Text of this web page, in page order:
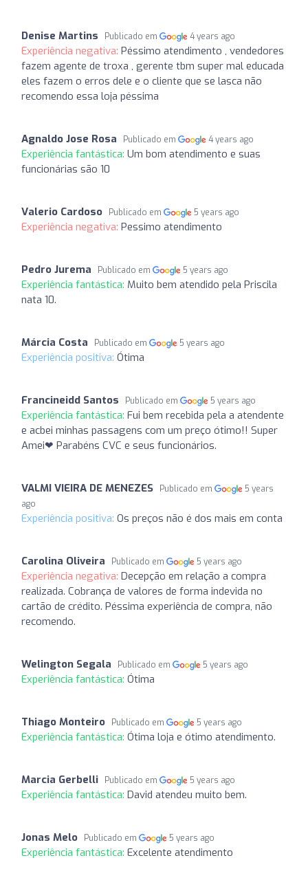
Denise Martins Publicado em 4 years ago
Experiência negativa: Péssimo atendimento , vendedores
fazem agente de troxa , gerente tbm super mal educada
eles fazem o erros dele e o cliente que se lasca não
recomendo essa loja péssima
Agnaldo Jose Rosa Publicado em 4 years ago
Experiência fantástica: Um bom atendimento e suas
funcionárias são 10
Valerio Cardoso Publicado em 5 years ago
Experiência negativa: Pessimo atendimento
Pedro Jurema Publicado em 5 years ago
Experiência fantástica: Muito bem atendido pela Priscila
nata 10.
Márcia Costa Publicado em 5 years ago
Experiência positiva: Ótima
Francineidd Santos Publicado em 5 years ago
Experiência fantástica: Fui bem recebida pela a atendente
e acbei minhas passagens com um preço ótimo!! Super
Amei❤ Parabéns CVC e seus funcionários.
VALMI VIEIRA DE MENEZES Publicado em
5 years
ago
Experiência positiva: Os preços não é dos mais em conta
Carolina Oliveira Publicado em 5 years ago
Experiência negativa: Decepção em relação a compra
realizada. Cobrança de valores de forma indevida no
cartão de crédito. Péssima experiência de compra, não
recomendo.
Welington Segala Publicado em 5 years ago
Experiência fantástica: Ótima
Thiago Monteiro Publicado em 5 years ago
Experiência fantástica: Ótima loja e ótimo atendimento.
Marcia Gerbelli Publicado em 5 years ago
Experiência fantástica: David atendeu muito bem.
Jonas Melo Publicado em 5 years ago
Experiência fantástica: Excelente atendimento